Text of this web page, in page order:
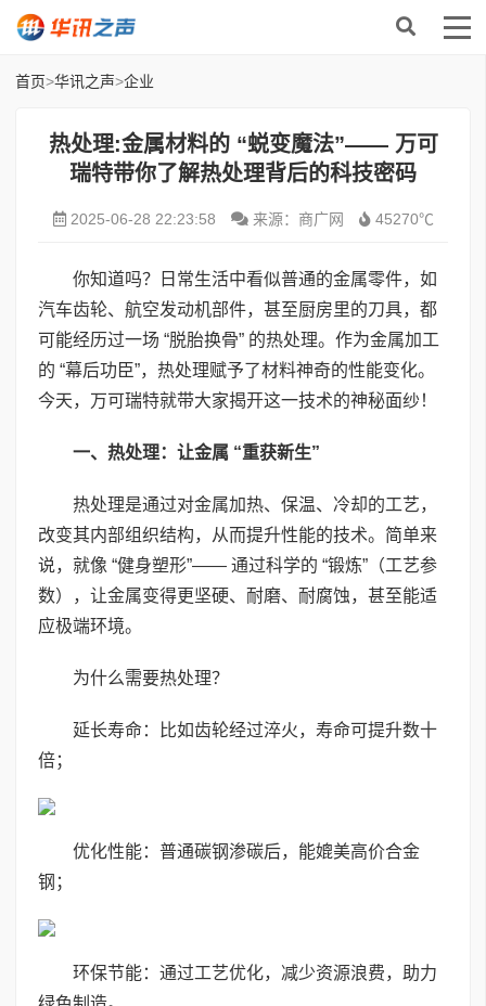
首页>华讯之声>企业
热处理:金属材料的 “蜕变魔法”—— 万可
瑞特带你了解热处理背后的科技密码
2025-06-28 22:23:58 来源：商广网 45270℃
你知道吗？日常生活中看似普通的金属零件，如
汽车齿轮、航空发动机部件，甚至厨房里的刀具，都
可能经历过一场 “脱胎换骨” 的热处理。作为金属加工
的 “幕后功臣”，热处理赋予了材料神奇的性能变化。
今天，万可瑞特就带大家揭开这一技术的神秘面纱！
一、热处理：让金属 “重获新生”
热处理是通过对金属加热、保温、冷却的工艺，
改变其内部组织结构，从而提升性能的技术。简单来
说，就像 “健身塑形”—— 通过科学的 “锻炼”（工艺参
数），让金属变得更坚硬、耐磨、耐腐蚀，甚至能适
应极端环境。
为什么需要热处理？
延长寿命：比如齿轮经过淬火，寿命可提升数十
倍；
优化性能：普通碳钢渗碳后，能媲美高价合金
钢；
环保节能：通过工艺优化，减少资源浪费，助力